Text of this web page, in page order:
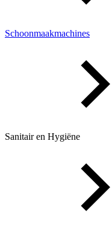
Schoonmaakmachines
Sanitair en Hygiëne